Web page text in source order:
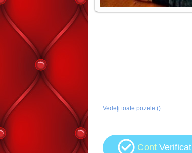
Vedeţi toate pozele ()
Cont Verificat